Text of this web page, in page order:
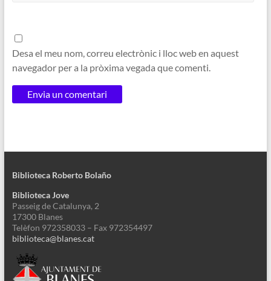
Desa el meu nom, correu electrònic i lloc web en aquest
navegador per a la pròxima vegada que comenti.
Biblioteca Roberto Bolaño
Biblioteca Jove
Passeig de Catalunya, 2
17300 Blanes
Telèfon 972358033 – Fax 972354497
biblioteca@blanes.cat